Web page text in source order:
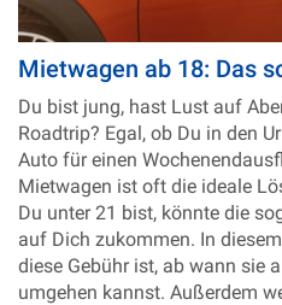
Mietwagen ab 18: Das
Du bist jung, hast Lust auf
Roadtrip? Egal, ob Du in den
Auto für einen
Mietwagen ist oft die ideale
Du unter 21 bist, könnte die
auf Dich zukommen. In
diese Gebühr ist, ab wann sie
umgehen kannst. Außerdem